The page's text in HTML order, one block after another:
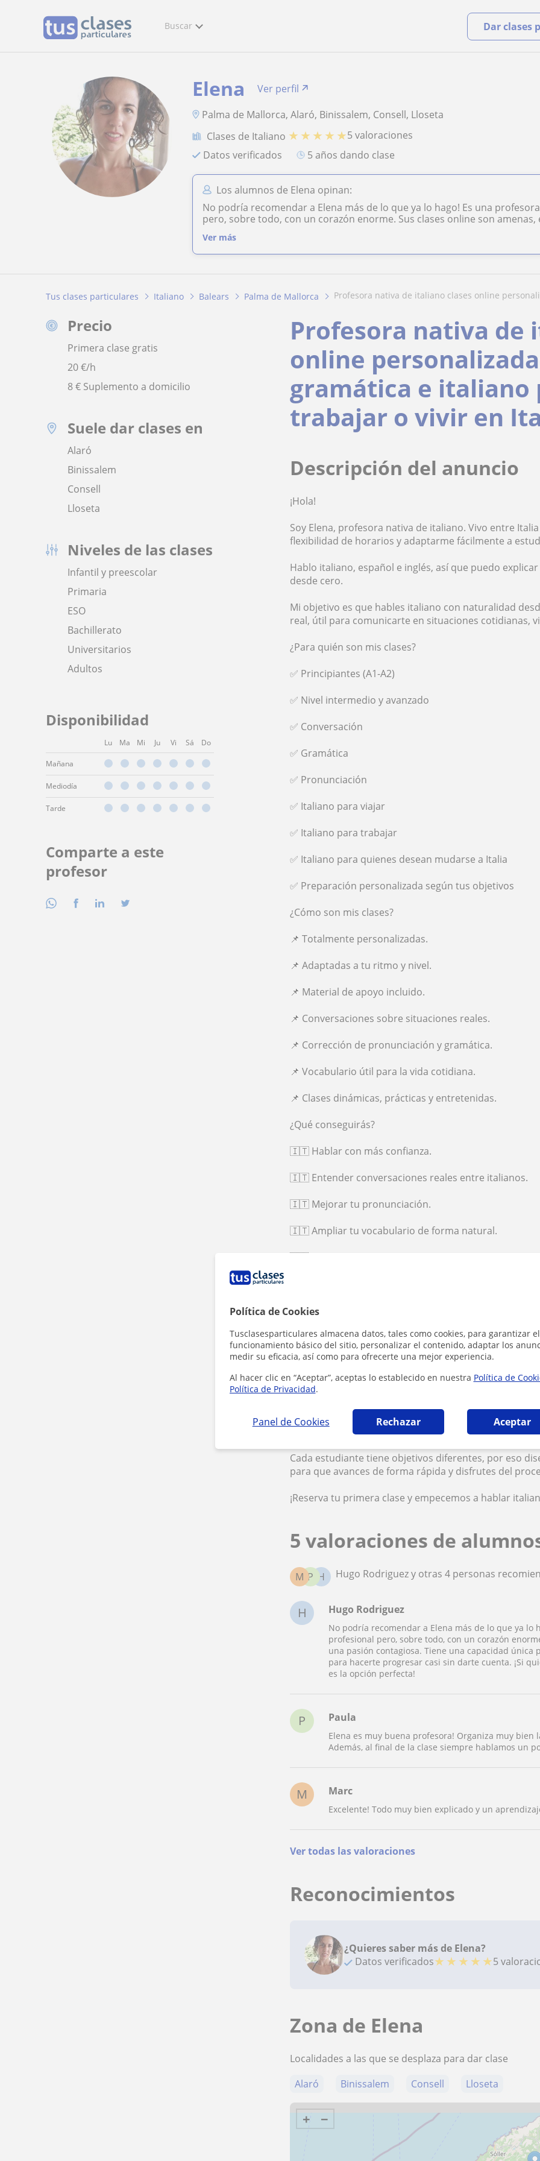
Política de Cookies
Tusclasesparticulares almacena datos, tales como cookies, para garantizar el
funcionamiento básico del sitio, personalizar el contenido, adaptar los
medir su eficacia, así como para ofrecerte una mejor experiencia.
Al hacer clic en “Aceptar”, aceptas lo establecido en nuestra Política de
Política de Privacidad.
Panel de Cookies Rechazar Aceptar
Buscar Dar clases
Elena
Ver perfil
Palma de Mallorca, Alaró, Binissalem, Consell, Lloseta
Clases de Italiano ★ ★ ★ ★ ★5 valoraciones
Datos verificados
5 años dando clase
Los alumnos de Elena opinan:
No podría recomendar a Elena más de lo que ya lo hago! Es una
pero, sobre todo, con un corazón enorme. Sus clases online son amenas,
Ver más
Tus clases particulares Italiano Balears Palma de Mallorca profesora nativa de italiano clases online
Precio
Primera clase gratis
20€/h
8 € Suplemento a domicilio
Suele dar clases en
Alaró
Binissalem
Consell
Lloseta
Niveles de las clases
Infantil y preescolar
Primaria
ESO
Bachillerato
Universitarios
Adultos
Disponibilidad
Lu Ma Mi Ju Vi Sá Do
Mañana
Mediodía
Tarde
Comparte a este
profesor
Profesora nativa de
online
gramática e italiano
trabajar o vivir en
Descripción del anuncio
¡Hola!
Soy Elena, profesora nativa de italiano. Vivo entre
flexibilidad de horarios y adaptarme fácilmente a
Hablo italiano, español e inglés, así que puedo
desde cero.
Mi objetivo es que hables italiano con naturalidad
real, útil para comunicarte en situaciones cotidianas,
¿Para quién son mis clases?
✅ Principiantes (A1-A2)
✅ Nivel intermedio y avanzado
✅ Conversación
✅ Gramática
✅ Pronunciación
✅ Italiano para viajar
✅ Italiano para trabajar
✅ Italiano para quienes desean mudarse a Italia
✅ Preparación personalizada según tus objetivos
¿Cómo son mis clases?
📌 Totalmente personalizadas.
📌 Adaptadas a tu ritmo y nivel.
📌 Material de apoyo incluido.
📌 Conversaciones sobre situaciones reales.
📌 Corrección de pronunciación y gramática.
📌 Vocabulario útil para la vida cotidiana.
📌 Clases dinámicas, prácticas y entretenidas.
¿Qué conseguirás?
🇮🇹 Hablar con más confianza.
🇮🇹 Entender conversaciones reales entre italianos.
🇮🇹 Mejorar tu pronunciación.
🇮🇹 Ampliar tu vocabulario de forma natural.
🇮🇹 Sentirte cómodo comunicándote en italiano.
⭐ Profesora nativa de italiano.
⭐ Clases en español, inglés o italiano.
⭐ Ambiente relajado, cercano y motivador.
Cada estudiante tiene objetivos diferentes, por eso
para que avances de forma rápida y disfrutes del
¡Reserva tu primera clase y empecemos a hablar
5 valoraciones de
H
P
M Hugo Rodriguez y otras 4 personas
H Hugo Rodriguez
No podría recomendar a Elena más de lo que ya
profesional pero, sobre todo, con un corazón
una pasión contagiosa. Tiene una capacidad
para hacerte progresar casi sin darte cuenta. ¡Si
es la opción perfecta!
P Paula
Elena es muy buena profesora! Organiza muy bien
Además, al final de la clase siempre hablamos un
M Marc
Excelente! Todo muy bien explicado y un
Ver todas las valoraciones
Reconocimientos
¿Quieres saber más de Elena?
Datos verificados★ ★ ★ ★ ★5
Zona de Elena
Localidades a las que se desplaza para dar clase
Alaró
Binissalem Consell Lloseta
+ −